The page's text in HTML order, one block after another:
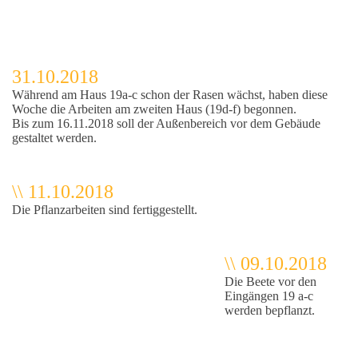
31.10.2018
Während am Haus 19a-c schon der Rasen wächst, haben diese
Woche die Arbeiten am zweiten Haus (19d-f) begonnen.
Bis zum 16.11.2018 soll der Außenbereich vor dem Gebäude
gestaltet werden.
\\ 11.10.2018
Die Pflanzarbeiten sind fertiggestellt.
\\ 09.10.2018
Die Beete vor den
Eingängen 19 a-c
werden bepflanzt.